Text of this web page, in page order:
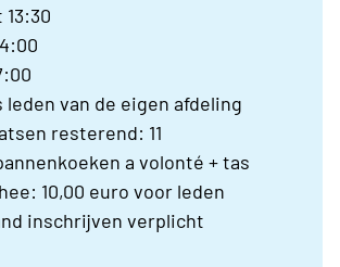
leden van de eigen afdeling
resterend: 11
a volonté + tas
10,00 euro voor leden
inschrijven verplicht